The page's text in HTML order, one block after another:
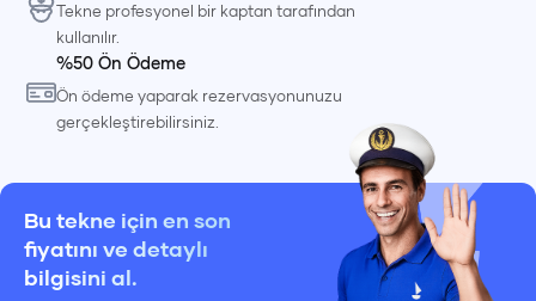
Tekne profesyonel bir kaptan tarafından
kullanılır.
%50 Ön Ödeme
Ön ödeme yaparak rezervasyonunuzu
gerçekleştirebilirsiniz.
Bu tekne için en son
fiyatını ve detaylı
bilgisini al.